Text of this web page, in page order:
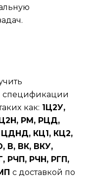
спецификации
как: 1Ц2У,
РМ, РЦД,
КЦ1, КЦ2,
В, ВК, ВКУ,
РЧП, РЧН, РГП,
с доставкой по